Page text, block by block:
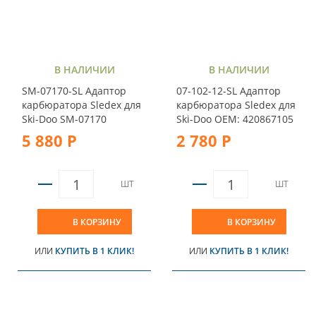
В НАЛИЧИИ
SM-07170-SL Адаптор
карбюратора Sledex для
Ski-Doo SM-07170
5 880 Р
ШТ
В КОРЗИНУ
ИЛИ КУПИТЬ В 1 КЛИК!
В НАЛИЧИИ
07-102-12-SL Адаптор
карбюратора Sledex для
Ski-Doo ОЕМ: 420867105
2 780 Р
ШТ
В КОРЗИНУ
ИЛИ КУПИТЬ В 1 КЛИК!